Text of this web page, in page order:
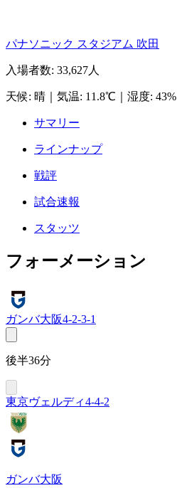
パナソニック スタジアム 吹田
入場者数: 33,627人
天候: 晴 気温: 11.8℃ 湿度: 43%
サマリー
ラインナップ
戦評
試合速報
スタッツ
フォーメーション
ガンバ大阪4-2-3-1
後半36分
東京ヴェルディ4-4-2
ガンバ大阪